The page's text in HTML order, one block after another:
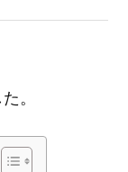
。